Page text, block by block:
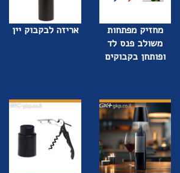
מחזיק מפתחות
משולב פנס לד
ופותחן בקבוקים
אריזה לבקבוק יין